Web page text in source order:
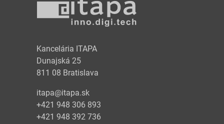
Kancelária ITAPA
Dunajská 25
811 08 Bratislava
itapa@itapa.sk
+421 948 306 893
+421 948 392 736